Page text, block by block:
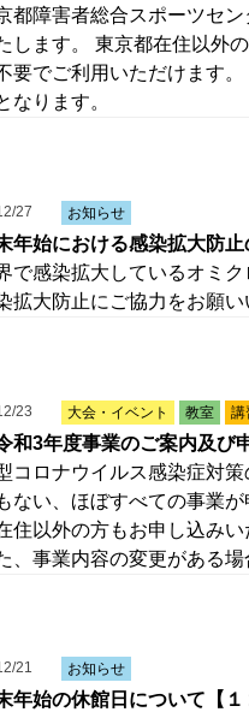
都障害者総合スポーツセ
します。 東京都在住以外
要でご利用いただけます
なります。
27 お知らせ
年始における感染拡大防止
で感染拡大しているオミ
拡大防止にご協力をお願い
23 大会・イベント 教室 講
和3年度事業のご案内及び
コロナウイルス感染症対
ない、ほぼすべての事業
住以外の方もお申し込み
、事業内容の変更がある
21 お知らせ
年始の休館日について【１